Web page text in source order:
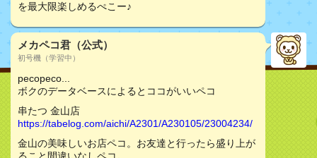
を最大限楽しめるぺこー♪
メカペコ君（公式）
初号機（学習中）
pecopeco...
ボクのデータベースによるとココがいいペコ
串たつ 金山店
https://tabelog.com/aichi/A2301/A230105/23004234/
金山の美味しいお店ペコ。お友達と行ったら盛り上が